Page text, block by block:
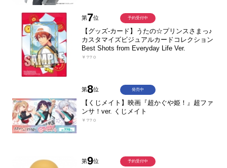
第7位
【グッズ-カード】うたの☆プリンスさまっ♪
カスタマイズビジュアルカードコレクション
Best Shots from Everyday Life Ver.
￥770
予約受付中
第8位
【くじメイト】映画『超かぐや姫！』超ファ
ンサ！ver. くじメイト
￥770
発売中
第9位 予約受付中